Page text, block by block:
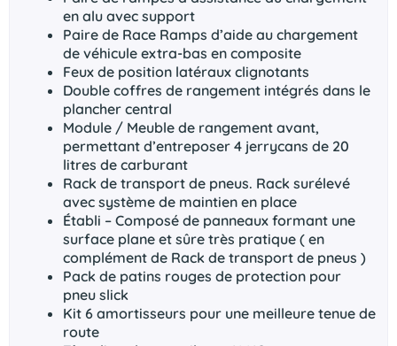
en alu avec support
Paire de Race Ramps d’aide au chargement
de véhicule extra-bas en composite
Feux de position latéraux clignotants
Double coffres de rangement intégrés dans le
plancher central
Module / Meuble de rangement avant,
permettant d’entreposer 4 jerrycans de 20
litres de carburant
Rack de transport de pneus. Rack surélevé
avec système de maintien en place
Établi – Composé de panneaux formant une
surface plane et sûre très pratique ( en
complément de Rack de transport de pneus )
Pack de patins rouges de protection pour
pneu slick
Kit 6 amortisseurs pour une meilleure tenue de
route